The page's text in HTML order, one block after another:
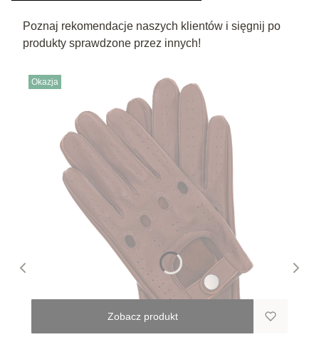
Poznaj rekomendacje naszych klientów i sięgnij po
produkty sprawdzone przez innych!
Okazja
Zobacz produkt